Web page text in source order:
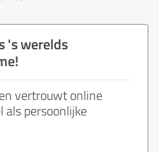
's werelds
vertrouwt online
als persoonlijke